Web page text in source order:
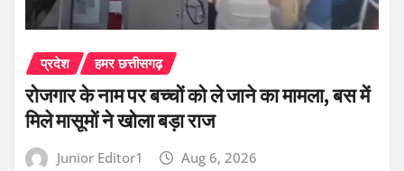
प्रदेश हमर छत्तीसगढ़
रोजगार के नाम पर बच्चों को ले जाने का मामला, बस में
मिले मासूमों ने खोला बड़ा राज
Junior Editor1 Aug 6, 2026